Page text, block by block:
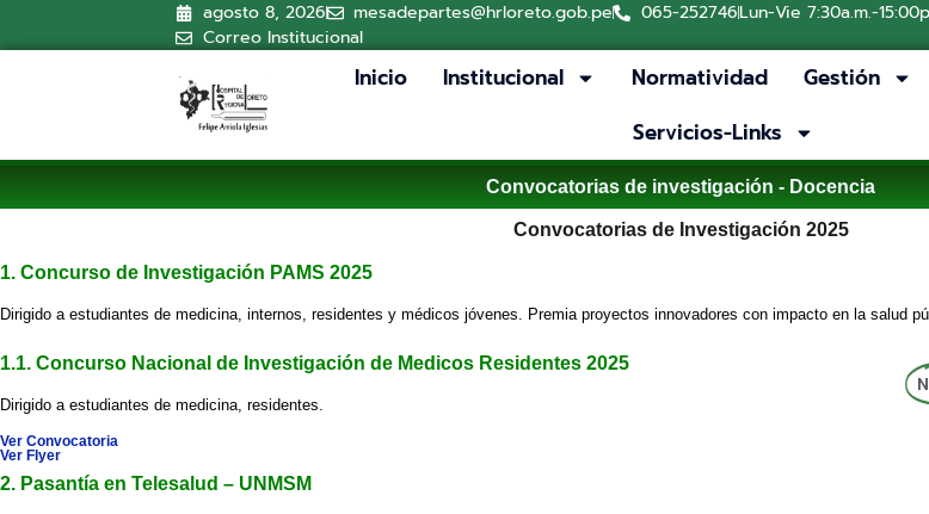
agosto 8, 2026 mesadepartes@hrloreto.gob.pe 065-252746Lun-Vie 7:30a.m.-
Correo Institucional
Inicio Institucional Normatividad Gestión
Servicios-Links
Convocatorias de investigación - Docencia
Convocatorias de Investigación 2025
1. Concurso de Investigación PAMS 2025
Dirigido a estudiantes de medicina, internos, residentes y médicos jóvenes. Premia proyectos innovadores con impacto en la salud
1.1. Concurso Nacional de Investigación de Medicos Residentes 2025
Dirigido a estudiantes de medicina, residentes.
Ver Convocatoria
Ver Flyer
2. Pasantía en Telesalud – UNMSM